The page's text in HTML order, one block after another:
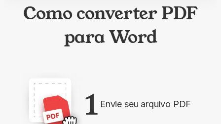
Como converter PDF
para Word
1 Envie seu arquivo PDF